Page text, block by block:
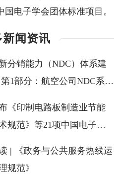
电子学会团体标准项目。
新闻资讯
分销能力（NDC）体系建
1部分：航空公司NDC系
《印制电路板制造业节能
规范》等21项中国电子学
| 《政务与公共服务热线运
规范》